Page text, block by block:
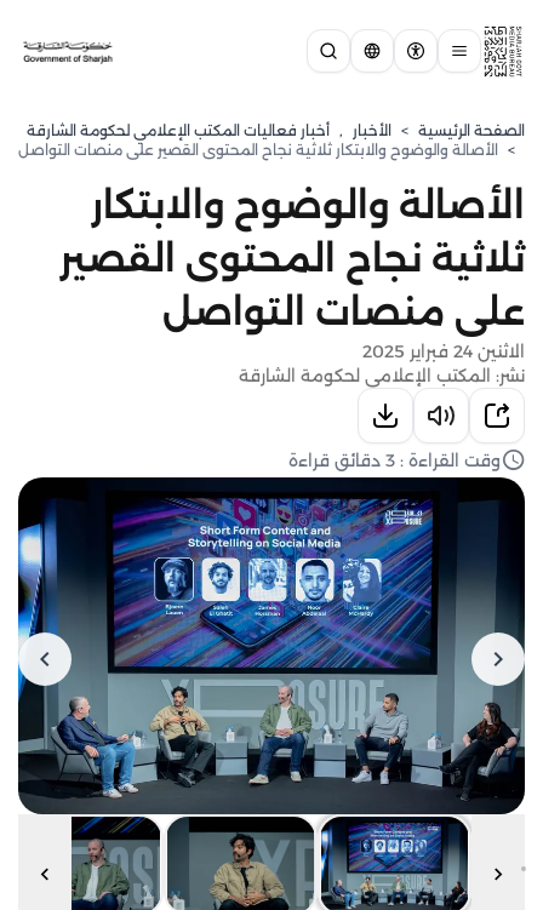
الصفحة الرئيسية > الأخبار , أخبار فعاليات المكتب الإعلامي لحكومة الشارقة
>
الأصالة والوضوح والابتكار ثلاثية نجاح المحتوى القصير على منصات التواصل
الأصالة والوضوح والابتكار
ثلاثية نجاح المحتوى القصير
على منصات التواصل
الاثنين 24 فبراير 2025
نشر: المكتب الإعلامي لحكومة الشارقة
وقت القراءة : 3 دقائق قراءة